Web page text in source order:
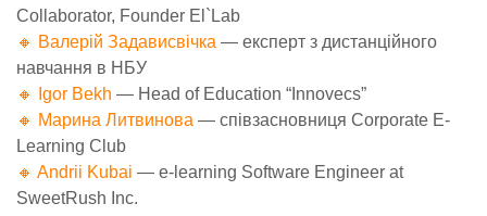
Collaborator, Founder El`Lab
🔸 Валерій Задависвічка — експерт з дистанційного
навчання в НБУ
🔸 Igor Bekh — Head of Education “Innovecs”
🔸 Марина Литвинова — співзасновниця Corporate E-
Learning Club
🔸 Andrii Kubai — е-learning Software Engineer at
SweetRush Inc.